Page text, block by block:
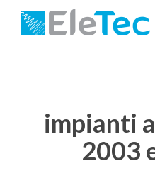
Salta
impianti
2003